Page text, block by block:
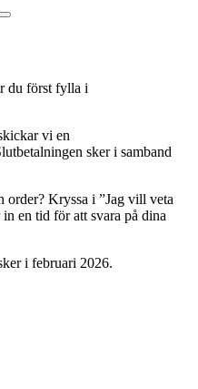
du först fylla i
vi en
sker i samband
Kryssa i ”Jag vill veta
en tid för att svara på dina
i februari 2026.